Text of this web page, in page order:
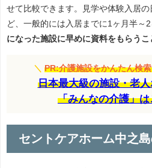
せて比較できます。見学や体験入居
ど、一般的には入居までに1ヶ月半～2
になった施設に早めに資料をもらうこ
＼ PR:介護施設をかんたん検
日本最大級の施設・老
「みんなの介護」
セントケアホーム中之